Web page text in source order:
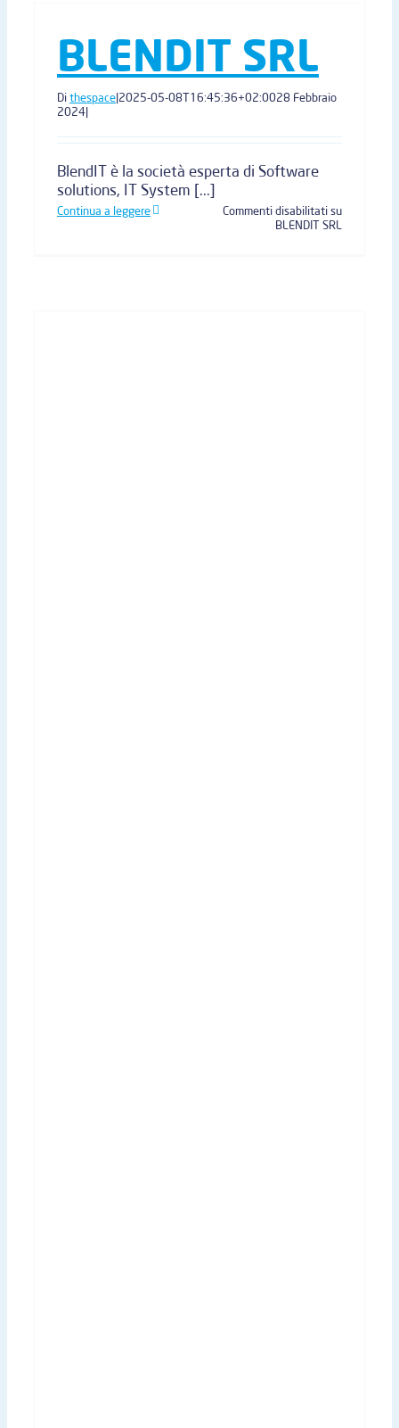
BLENDIT SRL
Dithespace|2025-05-08T16:45:36+02:0028 Febbraio
2024|
BlendIT è la società esperta di Software
solutions, IT System [...]
Continua a leggere Commenti disabilitatisu
BLENDIT SRL